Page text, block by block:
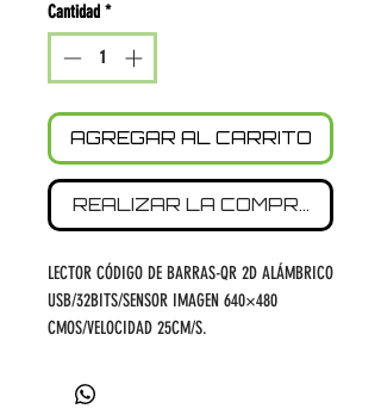
Cantidad *
AGREGAR AL CARRITO
REALIZAR LA COMPRA
LECTOR CÓDIGO DE BARRAS-QR 2D ALÁMBRICO
USB/32BITS/SENSOR IMAGEN 640×480
CMOS/VELOCIDAD 25CM/S.